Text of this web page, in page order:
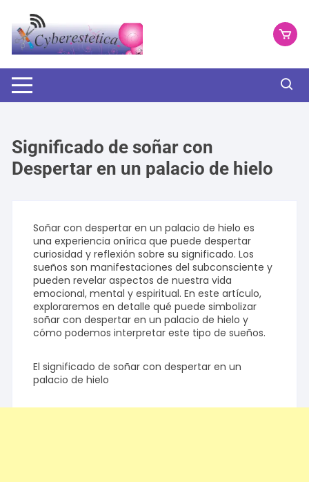
contenido
Significado de soñar con
Despertar en un palacio de hielo
Soñar con despertar en un palacio de hielo es
una experiencia onírica que puede despertar
curiosidad y reflexión sobre su significado. Los
sueños son manifestaciones del subconsciente y
pueden revelar aspectos de nuestra vida
emocional, mental y espiritual. En este artículo,
exploraremos en detalle qué puede simbolizar
soñar con despertar en un palacio de hielo y
cómo podemos interpretar este tipo de sueños.
El significado de soñar con despertar en un
palacio de hielo